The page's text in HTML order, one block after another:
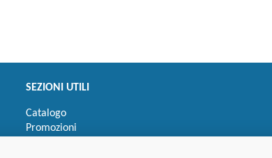
SEZIONI UTILI
Catalogo
Promozioni